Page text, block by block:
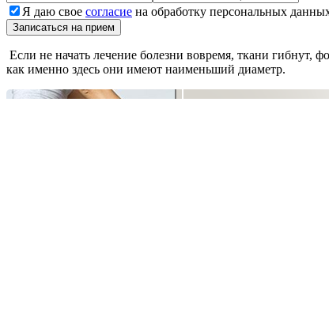
Я даю свое согласие на обработку персональных
Записаться на прием
Если не начать лечение болезни вовремя, ткани гибнут,
как именно здесь они имеют наименьший диаметр.